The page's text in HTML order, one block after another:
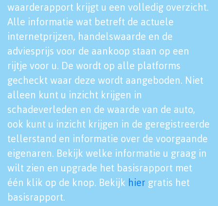
waarderapport krijgt u een volledig overzicht.
Alle informatie wat betreft de actuele
internetprijzen, handelswaarde en de
adviesprijs voor de aankoop staan op een
rijtje voor u. De wordt op alle platforms
gecheckt waar deze wordt aangeboden. Niet
alleen kunt u inzicht krijgen in
schadeverleden en de waarde van de auto,
ook kunt u inzicht krijgen in de geregistreerde
tellerstand en informatie over de voorgaande
eigenaren. Bekijk welke informatie u graag in
wilt zien en upgrade het basisrapport met
één klik op de knop. Bekijk hier gratis het
basisrapport.